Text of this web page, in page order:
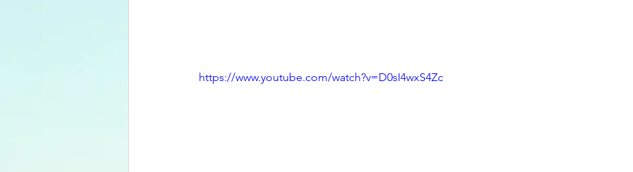
https://www.youtube.com/watch?v=D0sI4wxS4Zc